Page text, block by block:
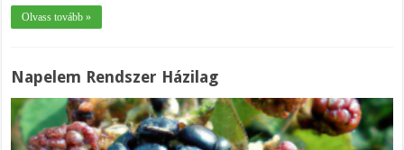
Olvass tovább »
Napelem Rendszer Házilag